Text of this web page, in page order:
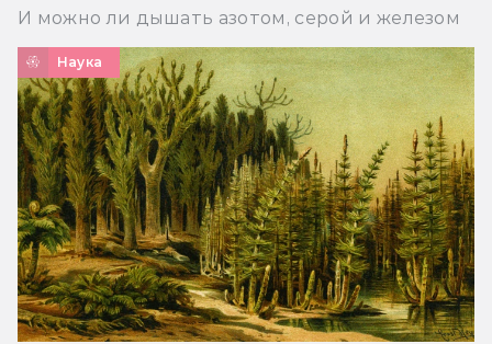
И можно ли дышать азотом, серой и железом
Наука